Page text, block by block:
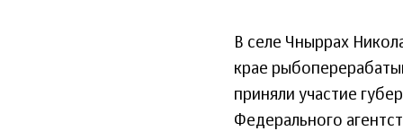
В селе Чныррах
крае
приняли участие
Федерального